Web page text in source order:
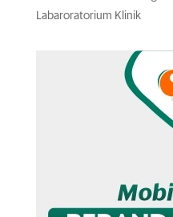
Labaroratorium Klinik